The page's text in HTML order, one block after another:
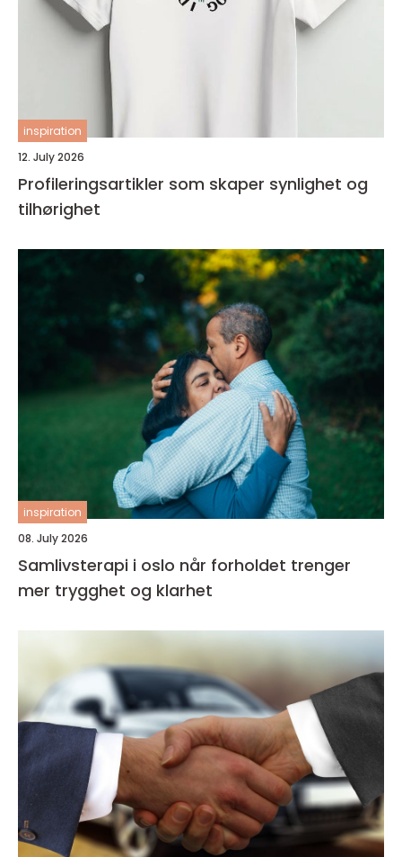
inspiration
12. July 2026
Profileringsartikler som skaper synlighet og
tilhørighet
inspiration
08. July 2026
Samlivsterapi i oslo når forholdet trenger
mer trygghet og klarhet